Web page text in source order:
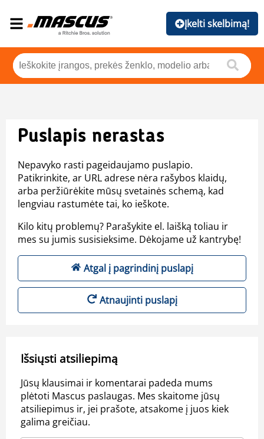
Įkelti skelbimą!
Puslapis nerastas
Nepavyko rasti pageidaujamo puslapio.
Patikrinkite, ar URL adrese nėra rašybos klaidų,
arba peržiūrėkite mūsų svetainės schemą, kad
lengviau rastumėte tai, ko ieškote.
Kilo kitų problemų? Parašykite el. laišką toliau ir
mes su jumis susisieksime. Dėkojame už kantrybę!
Atgal į pagrindinį puslapį
Atnaujinti puslapį
Išsiųsti atsiliepimą
Jūsų klausimai ir komentarai padeda mums
plėtoti Mascus paslaugas. Mes skaitome jūsų
atsiliepimus ir, jei prašote, atsakome į juos kiek
galima greičiau.